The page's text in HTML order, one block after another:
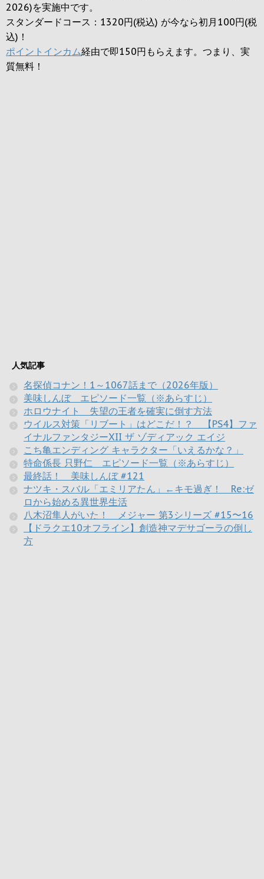
2026)を実施中です。
スタンダードコース：1320円(税込) が今なら初月100円(税
込)！
ポイントインカム経由で即150円もらえます。つまり、実
質無料！
人気記事
名探偵コナン！1～1067話まで（2026年版）
美味しんぼ エピソード一覧（※あらすじ）
ホロウナイト 失望の王者を確実に倒す方法
ウイルス対策「リブート」はどこだ！？ 【PS4】ファ
イナルファンタジーXII ザ ゾディアック エイジ
こち亀エンディング キャラクター「いえるかな？」
特命係長 只野仁 エピソード一覧（※あらすじ）
最終話！ 美味しんぼ #121
ナツキ・スバル「エミリアたん」←キモ過ぎ！ Re:ゼ
ロから始める異世界生活
八木沼隼人がいた！ メジャー 第3シリーズ #15〜16
【ドラクエ10オフライン】創造神マデサゴーラの倒し
方